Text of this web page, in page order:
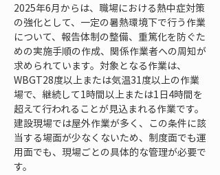
2025年6月からは、職場における熱中症対策
の強化として、一定の暑熱環境下で行う作業
について、報告体制の整備、重篤化を防ぐた
めの実施手順の作成、関係作業者への周知が
求められています。対象となる作業は、
WBGT28度以上または気温31度以上の作業
場で、継続して1時間以上または1日4時間を
超えて行われることが見込まれる作業です。
建設現場では屋外作業が多く、この条件に該
当する場面が少なくないため、制度面でも運
用面でも、現場ごとの具体的な管理が必要で
す。